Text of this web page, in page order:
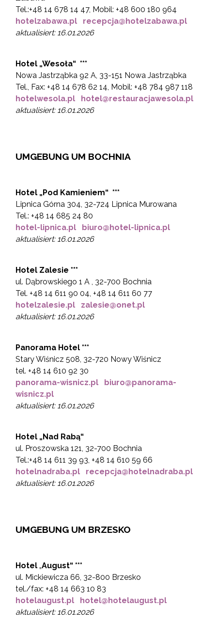
Tel.:+48 14 678 14 47, Mobil: +48 600 180 964
hotelzabawa.pl
recepcja@hotelzabawa.pl
aktualisiert: 16.01.2026
Hotel „Wesoła“ ***
Nowa Jastrząbka 92 A, 33-151 Nowa Jastrząbka
Tel., Fax: +48 14 678 62 14, Mobil: +48 784 987 118
hotelwesola.pl
hotel@restauracjawesola.pl
aktualisiert: 16.01.2026
UMGEBUNG UM BOCHNIA
Hotel „ Pod Kamieniem“ ***
Lipnica Górna 304, 32-724 Lipnica Murowana
Tel.: +48 14 685 24 80
hotel-lipnica.pl
biuro@hotel-lipnica.pl
aktualisiert: 16.01.2026
Hotel Zalesie ***
ul. Dąbrowskiego 1 A , 32-700 Bochnia
Tel. +48 14 611 90 04, +48 14 611 60 77
hotelzalesie.pl
zalesie@onet.pl
aktualisiert: 16.01.2026
Panorama Hotel ***
Stary Wiśnicz 508, 32-720 Nowy Wiśnicz
tel. +48 14 610 92 30
panorama-wisnicz.pl
biuro@panorama-
wisnicz.pl
aktualisiert: 16.01.2026
Hotel „Nad Rabą“
ul. Proszowska 121, 32-700 Bochnia
Tel.:+48 14 611 39 93, +48 14 610 59 66
hotelnadraba.pl
recepcja@hotelnadraba.pl
aktualisiert: 16.01.2026
UMGEBUNG UM BRZESKO
Hotel „August“ ***
ul. Mickiewicza 66, 32-800 Brzesko
tel./fax: +48 14 663 10 83
hotelaugust.pl
hotel@hotelaugust.pl
aktualisiert: 16.01.2026